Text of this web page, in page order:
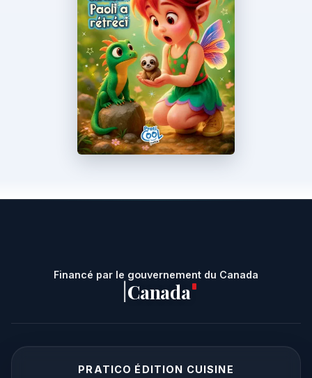
Financé par le gouvernement du Canada
Canada
PRATICO ÉDITION CUISINE